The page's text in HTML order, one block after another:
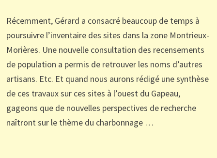
Récemment, Gérard a consacré beaucoup de temps à
poursuivre l’inventaire des sites dans la zone Montrieux-
Morières. Une nouvelle consultation des recensements
de population a permis de retrouver les noms d’autres
artisans. Etc. Et quand nous aurons rédigé une synthèse
de ces travaux sur ces sites à l’ouest du Gapeau,
gageons que de nouvelles perspectives de recherche
naîtront sur le thème du charbonnage …